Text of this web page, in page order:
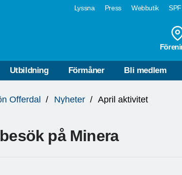
Lyssna Press Webbutik
Utbildning Förmåner Bli medlem
Offerdal Nyheter April aktivitet
på Minera